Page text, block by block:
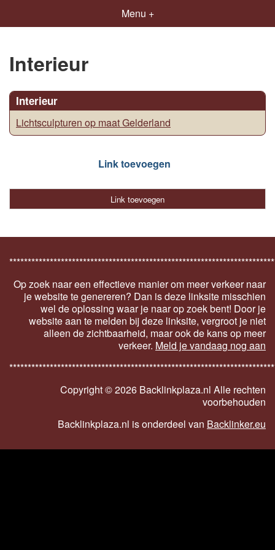
Menu +
Interieur
Interieur
Lichtsculpturen op maat Gelderland
Link toevoegen
Link toevoegen
Op zoek naar een effectieve manier om meer verkeer naar
je website te genereren? Dan is deze linksite misschien
wel de oplossing waar je naar op zoek bent! Door je
website aan te melden bij deze linksite, vergroot je niet
alleen de zichtbaarheid, maar ook de kans op meer
verkeer. Meld je vandaag nog aan
Copyright ©2026 Backlinkplaza.nl Alle rechten
voorbehouden
Backlinkplaza.nl is onderdeel van Backlinker.eu